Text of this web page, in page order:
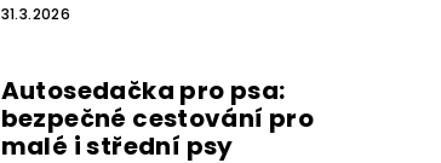
31.3.2026
Autosedačka pro psa:
bezpečné cestování pro
malé i střední psy